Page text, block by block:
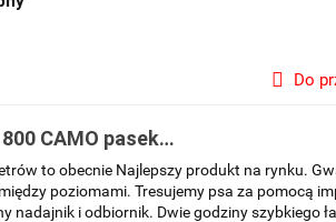
Do
CAMO pasek
to obecnie Najlepszy produkt na rynku.
poziomami. Tresujemy psa za pomocą
nadajnik i odbiornik. Dwie godziny szybkiego